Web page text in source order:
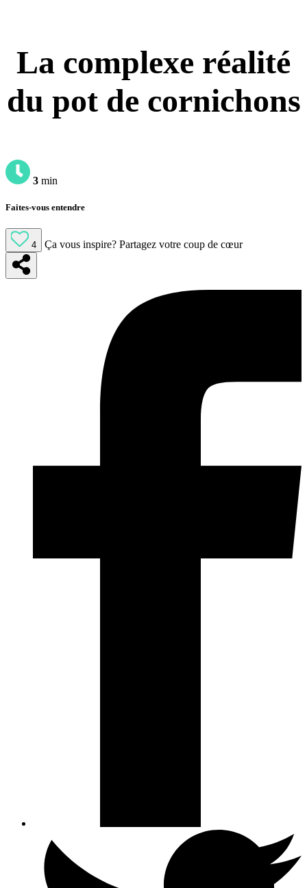
La complexe réalité
du pot de cornichons
3 min
Faites-vous entendre
4 Ça vous inspire? Partagez votre coup de cœur